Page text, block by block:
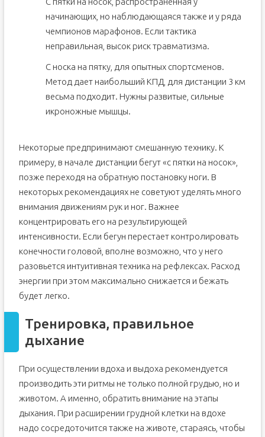
начинающих, но наблюдающаяся также и у ряда
чемпионов марафонов. Если тактика
неправильная, высок риск травматизма.
С носка на пятку, для опытных спортсменов.
Метод дает наибольший КПД, для дистанции 3 км
весьма подходит. Нужны развитые, сильные
икроножные мышцы.
Некоторые предпринимают смешанную технику. К
примеру, в начале дистанции бегут «с пятки на носок»,
позже переходя на обратную постановку ноги. В
некоторых рекомендациях не советуют уделять много
внимания движениям рук и ног. Важнее
концентрировать его на результирующей
интенсивности. Если бегун перестает контролировать
конечности головой, вполне возможно, что у него
разовьется интуитивная техника на рефлексах. Расход
энергии при этом максимально снижается и бежать
будет легко.
Тренировка, правильное
дыхание
При осуществлении вдоха и выдоха рекомендуется
производить эти ритмы не только полной грудью, но и
животом. А именно, обратить внимание на этапы
дыхания. При расширении грудной клетки на вдохе
надо сосредоточится также на животе, стараясь, чтобы